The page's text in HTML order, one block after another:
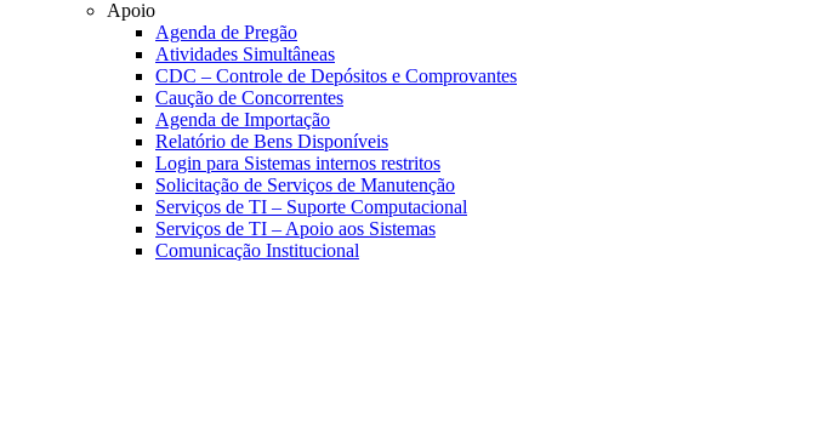
Apoio
Agenda de Pregão
Atividades Simultâneas
CDC – Controle de Depósitos e Comprovantes
Caução de Concorrentes
Agenda de Importação
Relatório de Bens Disponíveis
Login para Sistemas internos restritos
Solicitação de Serviços de Manutenção
Serviços de TI – Suporte Computacional
Serviços de TI – Apoio aos Sistemas
Comunicação Institucional